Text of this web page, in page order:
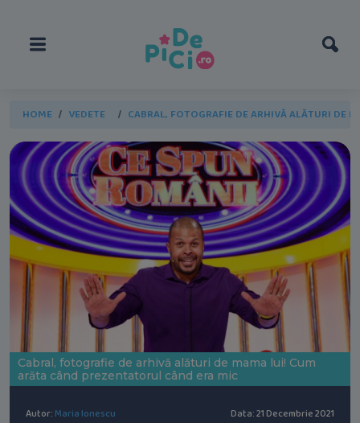
HOME VEDETE CABRAL, FOTOGRAFIE DE ARHIVĂ ALĂTURI DE
Cabral, fotografie de arhivă alături de mama lui! Cum
arăta când prezentatorul când era mic
Autor: Maria Ionescu Data: 21 Decembrie 2021